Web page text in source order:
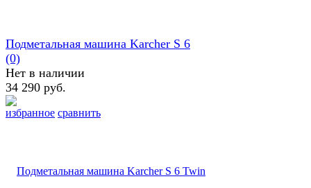
избранное сравнить
Подметальная машина Karcher S 6
(0)
Нет в наличии
34 290 руб.